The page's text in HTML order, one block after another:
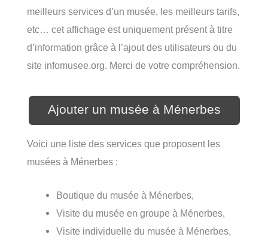
meilleurs services d’un musée, les meilleurs tarifs,
etc… cet affichage est uniquement présent à titre
d’information grâce à l’ajout des utilisateurs ou du
site infomusee.org. Merci de votre compréhension.
Ajouter un musée à Ménerbes
Voici une liste des services que proposent les
musées à Ménerbes :
Boutique du musée à Ménerbes,
Visite du musée en groupe à Ménerbes,
Visite individuelle du musée à Ménerbes,